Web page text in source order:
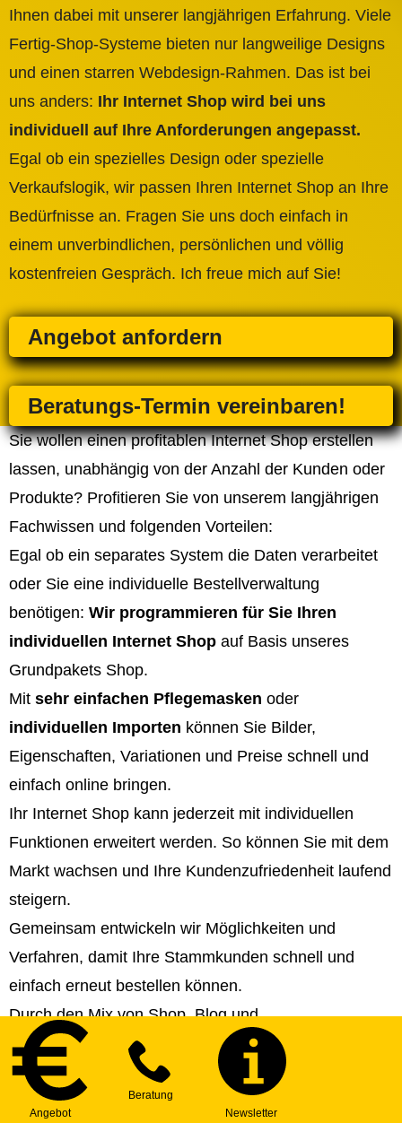
Ihnen dabei mit unserer langjährigen Erfahrung. Viele
Fertig-Shop-Systeme bieten nur langweilige Designs
und einen starren Webdesign-Rahmen. Das ist bei
uns anders: Ihr Internet Shop wird bei uns
individuell auf Ihre Anforderungen angepasst.
Egal ob ein spezielles Design oder spezielle
Verkaufslogik, wir passen Ihren Internet Shop an Ihre
Bedürfnisse an. Fragen Sie uns doch einfach in
einem unverbindlichen, persönlichen und völlig
kostenfreien Gespräch. Ich freue mich auf Sie!
Angebot anfordern
Beratungs-Termin vereinbaren!
Sie wollen einen profitablen Internet Shop erstellen
lassen, unabhängig von der Anzahl der Kunden oder
Produkte? Profitieren Sie von unserem langjährigen
Fachwissen und folgenden Vorteilen:
Egal ob ein separates System die Daten verarbeitet
oder Sie eine individuelle Bestellverwaltung
benötigen: Wir programmieren für Sie Ihren
individuellen Internet Shop auf Basis unseres
Grundpakets Shop.
Mit sehr einfachen Pflegemasken oder
individuellen Importen können Sie Bilder,
Eigenschaften, Variationen und Preise schnell und
einfach online bringen.
Ihr Internet Shop kann jederzeit mit individuellen
Funktionen erweitert werden. So können Sie mit dem
Markt wachsen und Ihre Kundenzufriedenheit laufend
steigern.
Gemeinsam entwickeln wir Möglichkeiten und
Verfahren, damit Ihre Stammkunden schnell und
einfach erneut bestellen können.
Durch den Mix von Shop, Blog und
Informationsseiten können Sie Ihren Internet Shop
perfekt an die Marktanforderungen anpassen und ein
Top-Ranking erreichen. Wir helfen Ihnen bei der